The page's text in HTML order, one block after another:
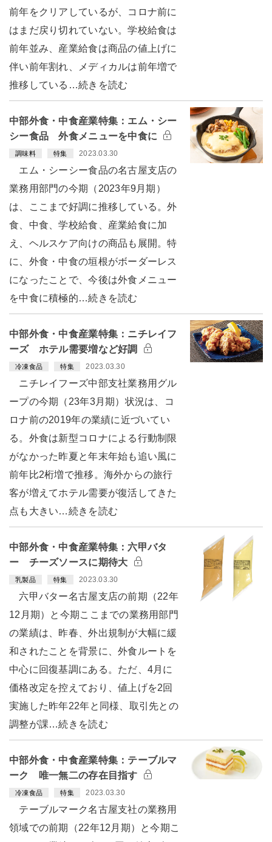
前年をクリアしているが、コロナ前に
はまだ戻り切れていない。学校給食は
前年並み、産業給食は商品の値上げに
伴い前年割れ、メディカルは前年増で
推移している…続きを読む
中部外食・中食産業特集：エム・シー
シー食品 外食メニューを中食に
調味料 特集 2023.03.30
エム・シーシー食品の名古屋支店の
業務用部門の今期（2023年9月期）
は、ここまで好調に推移している。外
食、中食、学校給食、産業給食に加
え、ヘルスケア向けの商品も展開。特
に、外食・中食の垣根がボーダーレス
になったことで、今後は外食メニュー
を中食に積極的…続きを読む
中部外食・中食産業特集：ニチレイフ
ーズ ホテル需要増など好調
冷凍食品 特集 2023.03.30
ニチレイフーズ中部支社業務用グル
ープの今期（23年3月期）状況は、コ
ロナ前の2019年の業績に近づいてい
る。外食は新型コロナによる行動制限
がなかった昨夏と年末年始も追い風に
前年比2桁増で推移。海外からの旅行
客が増えてホテル需要が復活してきた
点も大きい…続きを読む
中部外食・中食産業特集：六甲バタ
ー チーズソースに期待大
乳製品 特集 2023.03.30
六甲バター名古屋支店の前期（22年
12月期）と今期ここまでの業務用部門
の業績は、昨春、外出規制が大幅に緩
和されたことを背景に、外食ルートを
中心に回復基調にある。ただ、4月に
価格改定を控えており、値上げを2回
実施した昨年22年と同様、取引先との
調整が課…続きを読む
中部外食・中食産業特集：テーブルマ
ーク 唯一無二の存在目指す
冷凍食品 特集 2023.03.30
テーブルマーク名古屋支社の業務用
領域での前期（22年12月期）と今期こ